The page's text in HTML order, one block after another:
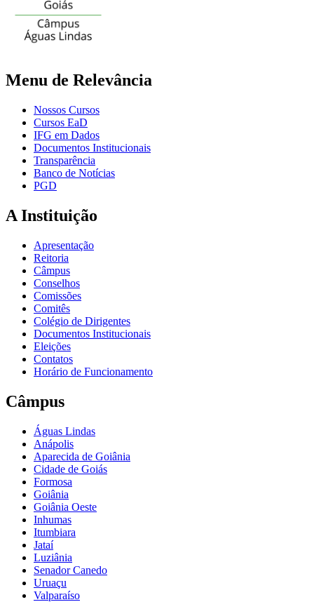
Menu de Relevância
Nossos Cursos
Cursos EaD
IFG em Dados
Documentos Institucionais
Transparência
Banco de Notícias
PGD
A Instituição
Apresentação
Reitoria
Câmpus
Conselhos
Comissões
Comitês
Colégio de Dirigentes
Documentos Institucionais
Eleições
Contatos
Horário de Funcionamento
Câmpus
Águas Lindas
Anápolis
Aparecida de Goiânia
Cidade de Goiás
Formosa
Goiânia
Goiânia Oeste
Inhumas
Itumbiara
Jataí
Luziânia
Senador Canedo
Uruaçu
Valparaíso